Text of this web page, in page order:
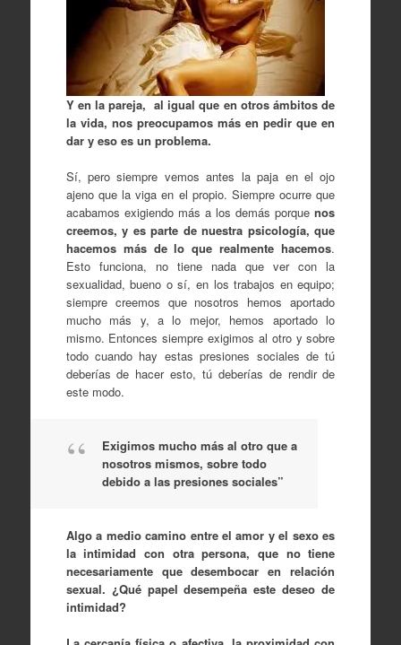
Y en la pareja, al igual que en otros ámbitos de
la vida, nos preocupamos más en pedir que en
dar y eso es un problema.
Sí, pero siempre vemos antes la paja en el ojo
ajeno que la viga en el propio. Siempre ocurre que
acabamos exigiendo más a los demás porquenos
creemos, y es parte de nuestra psicología, que
hacemos más de lo que realmente hacemos.
Esto funciona, no tiene nada que ver con la
sexualidad, bueno o sí, en los trabajos en equipo;
siempre creemos que nosotros hemos aportado
mucho más y, a lo mejor, hemos aportado lo
mismo. Entonces siempre exigimos al otro y sobre
todo cuando hay estas presiones sociales de tú
deberías de hacer esto, tú deberías de rendir de
este modo.
Exigimos mucho más al otro que a
nosotros mismos, sobre todo
debido a las presiones sociales”
Algo a medio camino entre el amor y el sexo es
la intimidad con otra persona, que no tiene
necesariamente que desembocar en relación
sexual. ¿Qué papel desempeña este deseo de
intimidad?